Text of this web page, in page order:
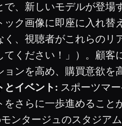
、新しいモデルが登
ク画像に即座に入れ
、視聴者がこれらの
ください！」）。顧客
ンを高め、購買意欲を
とイベント: スポーツマ
をさらに一歩進めるこ
ンタージュのスタジア